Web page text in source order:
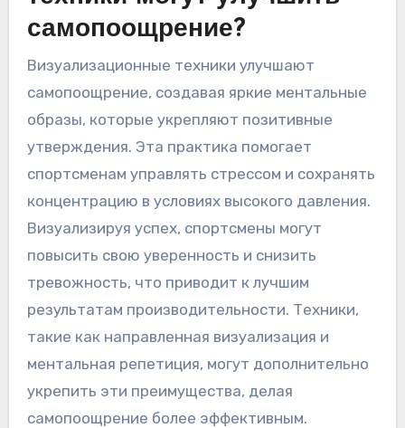
устойчивости. Эти техники улучшают
производительность, способствуя
конструктивному внутреннему диалогу.
Как визуализационные
техники могут улучшить
самопоощрение?
Визуализационные техники улучшают
самопоощрение, создавая яркие ментальные
образы, которые укрепляют позитивные
утверждения. Эта практика помогает
спортсменам управлять стрессом и сохранять
концентрацию в условиях высокого давления.
Визуализируя успех, спортсмены могут
повысить свою уверенность и снизить